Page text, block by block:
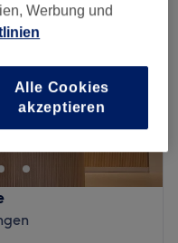
08:30– 18:30
Kuzman in einem
Behandlung mit
auf
und
Jungle" nicht
Werbung und
Alle Cookies
akzeptieren